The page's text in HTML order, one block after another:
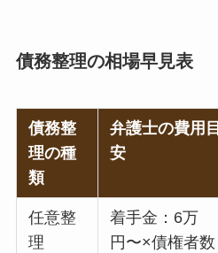
債務整理の相場早見表
債務整
理の種
類
弁護士の費用目
安
任意整
理
着手金：6万
円〜×債権者数